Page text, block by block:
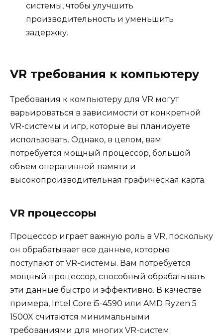
системы, чтобы улучшить
производительность и уменьшить
задержку.
VR требования к компьютеру
Требования к компьютеру для VR могут
варьироваться в зависимости от конкретной
VR-системы и игр, которые вы планируете
использовать. Однако, в целом, вам
потребуется мощный процессор, большой
объем оперативной памяти и
высокопроизводительная графическая карта.
VR процессоры
Процессор играет важную роль в VR, поскольку
он обрабатывает все данные, которые
поступают от VR-системы. Вам потребуется
мощный процессор, способный обрабатывать
эти данные быстро и эффективно. В качестве
примера, Intel Core i5-4590 или AMD Ryzen 5
1500X считаются минимальными
требованиями для многих VR-систем.